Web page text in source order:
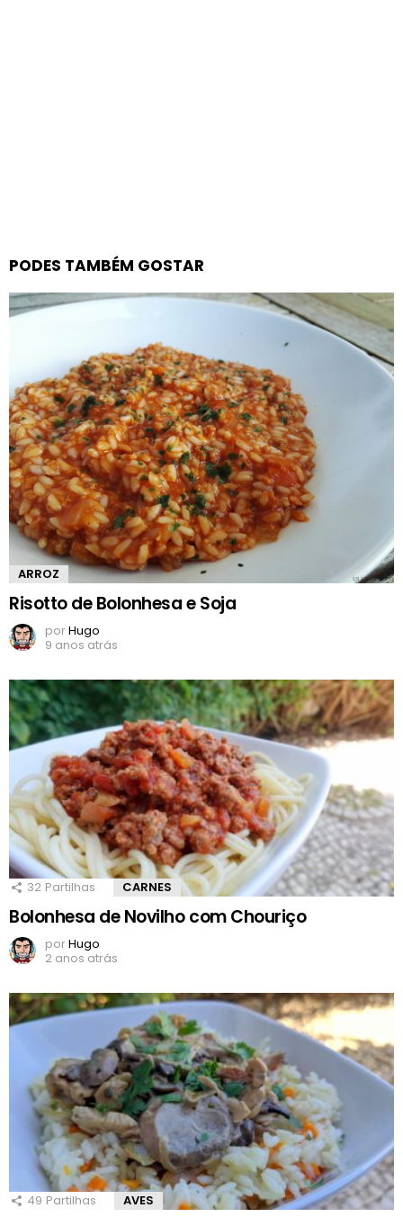
PODES TAMBÉM GOSTAR
ARROZ
Risotto de Bolonhesa e Soja
porHugo
9 anos atrás
32 Partilhas CARNES
Bolonhesa de Novilho com Chouriço
porHugo
2 anos atrás
49 Partilhas AVES